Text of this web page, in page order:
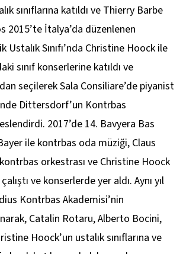
sınıflarına katıldı ve Thierry Barbe
2015’te İtalya’da düzenlenen
Ustalık Sınıfı’nda Christine Hoock ile
sınıf konserlerine katıldı ve
seçilerek Sala Consiliare’de piyanist
Dittersdorf’un Kontrbas
2017’de 14. Bavyera Bas
ile kontrbas oda müziği, Claus
orkestrası ve Christine Hoock
ve konserlerde yer aldı. Aynı yıl
Kontrbas Akademisi’nin
Catalin Rotaru, Alberto Bocini,
Hoock’un ustalık sınıflarına ve